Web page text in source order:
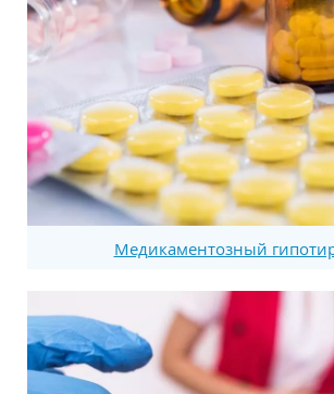
Медикаментозный